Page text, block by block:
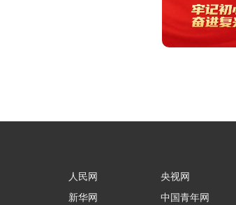
人民网
新华网
央视网
中国青年网